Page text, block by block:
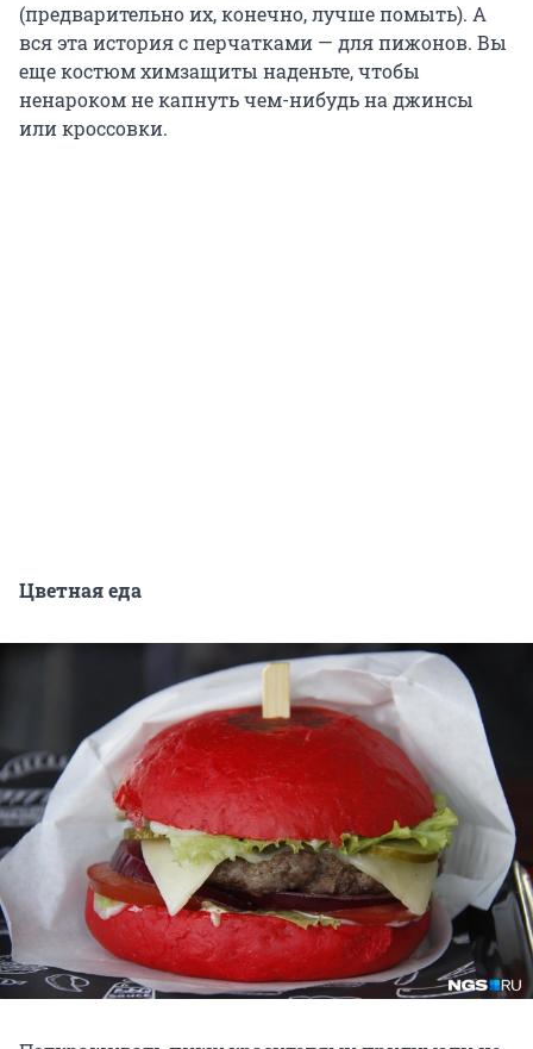
(предварительно их, конечно, лучше помыть). А
вся эта история с перчатками — для пижонов. Вы
еще костюм химзащиты наденьте, чтобы
ненароком не капнуть чем-нибудь на джинсы
или кроссовки.
Цветная еда